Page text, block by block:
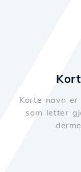
Korte navn
som letter